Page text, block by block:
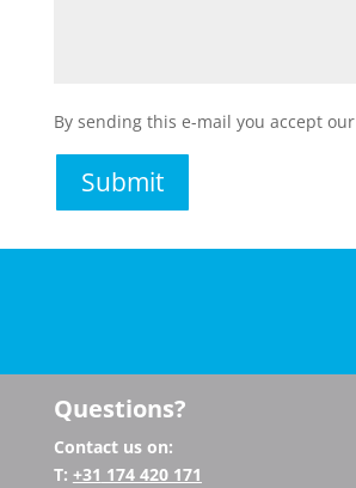
By sending this e-mail you accept our
Questions?
Contact us on:
T: +31 174 420 171